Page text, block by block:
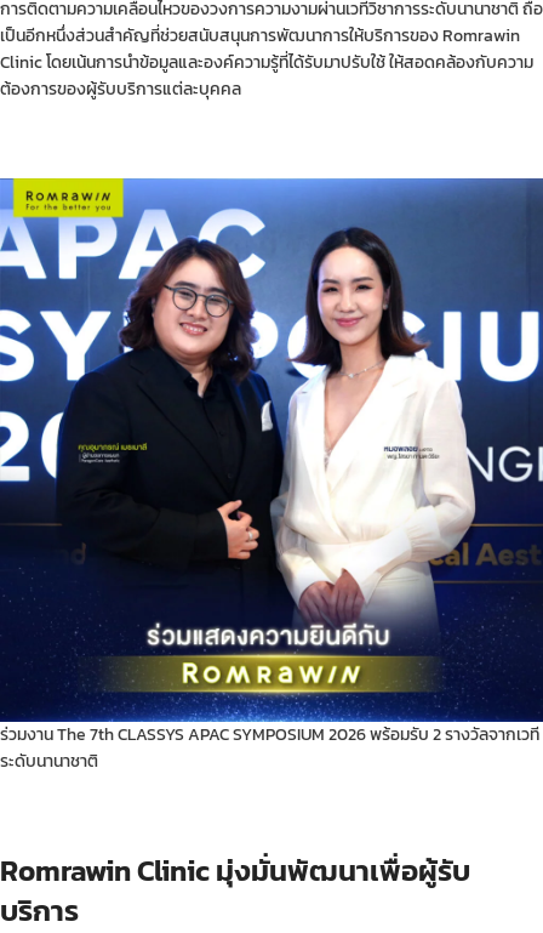
การติดตามความเคลื่อนไหวของวงการความงามผ่านเวทีวิชาการระดับนานาชาติ ถือ
เป็นอีกหนึ่งส่วนสำคัญที่ช่วยสนับสนุนการพัฒนาการให้บริการของ Romrawin
Clinic โดยเน้นการนำข้อมูลและองค์ความรู้ที่ได้รับมาปรับใช้ ให้สอดคล้องกับความ
ต้องการของผู้รับบริการแต่ละบุคคล
ร่วมงาน The 7th CLASSYS APAC SYMPOSIUM 2026 พร้อมรับ 2 รางวัลจากเวที
ระดับนานาชาติ
Romrawin Clinic มุ่งมั่นพัฒนาเพื่อผู้รับ
บริการ